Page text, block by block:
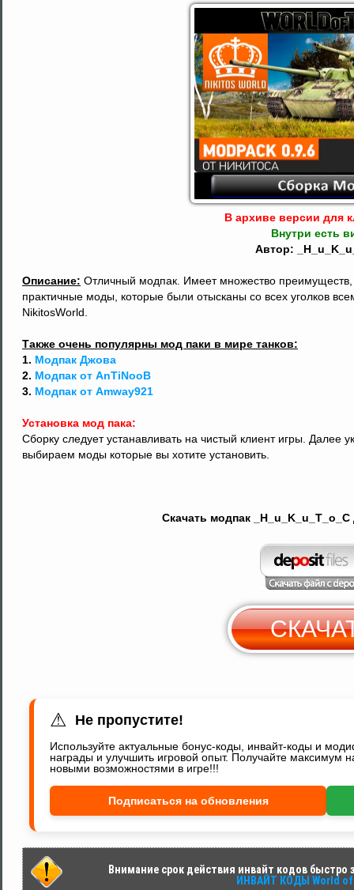
В архиве версии для
Внутри есть
Автор:
Описание: Отличный модпак. Имеет множество
практичные моды, которые были отысканы со всех уголков
NikitosWorld.
Также очень популярны мод паки в мире танков:
1. Модпак Джова
2. Модпак от AnTiNooB
3. Модпак от Amway921
Установка мод пака:
Сборку следует устанавливать на чистый клиент игры. Далее
выбираем моды которые вы хотите установить.
Скачать модпак
⚠ Не пропустите!
Используйте актуальные бонус-коды, инвайт-коды и
награды и улучшить игровой опыт. Получайте максимум
новыми возможностями в игре!!!
Подписаться на обновления
Внимание срок действия инвайт кодов быстро
ИНВАЙТ КОДЫ World